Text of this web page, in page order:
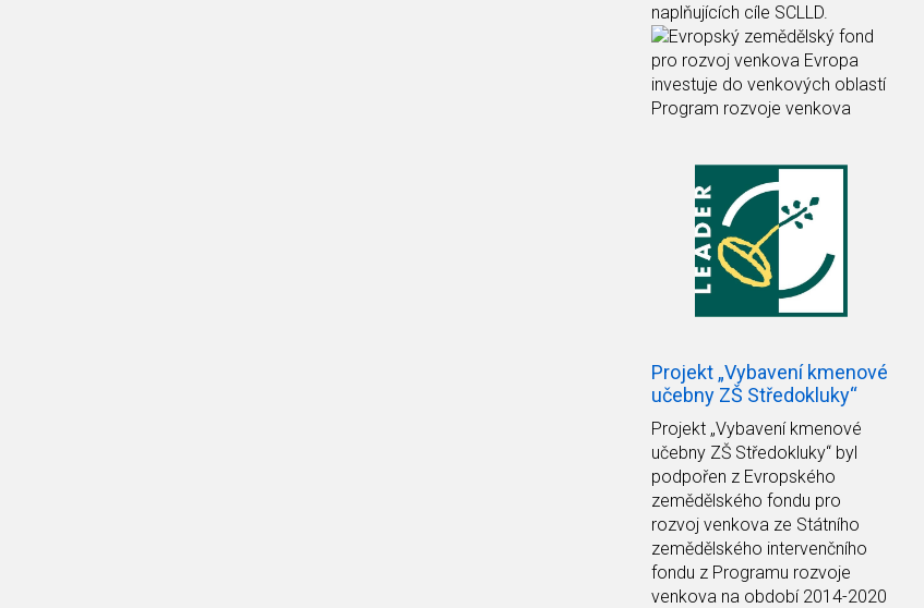
naplňujících cíle SCLLD.
Projekt „Vybavení kmenové
učebny ZŠ Středokluky“
Projekt „Vybavení kmenové
učebny ZŠ Středokluky“ byl
podpořen z Evropského
zemědělského fondu pro
rozvoj venkova ze Státního
zemědělského intervenčního
fondu z Programu rozvoje
venkova na období 2014-2020